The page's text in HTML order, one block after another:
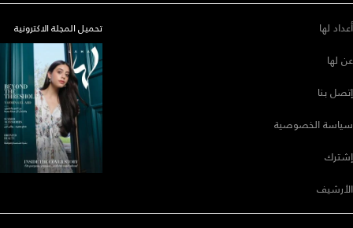
أعداد لها
عن لها
إتصل بنا
سياسة الخصوصية
إشترك
الأرشيف
تحميل المجلة الاكترونية